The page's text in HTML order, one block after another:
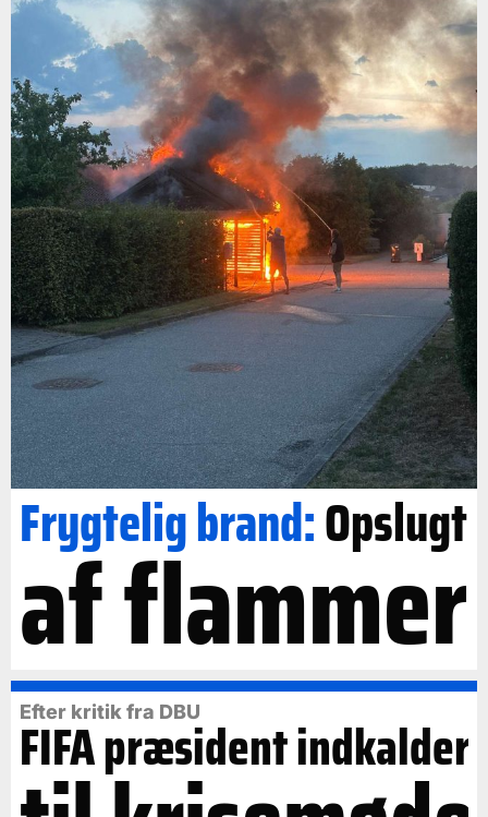
Frygtelig brand:Opslugt
af flammer
Efter kritik fra DBU
FIFA præsident indkalder